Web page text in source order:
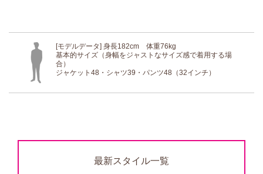
[モデルデータ] 身長182cm 体重76kg
基本的サイズ（身幅をジャストなサイズ感で着用する場
合）
ジャケット48・シャツ39・パンツ48（32インチ）
最新スタイル一覧